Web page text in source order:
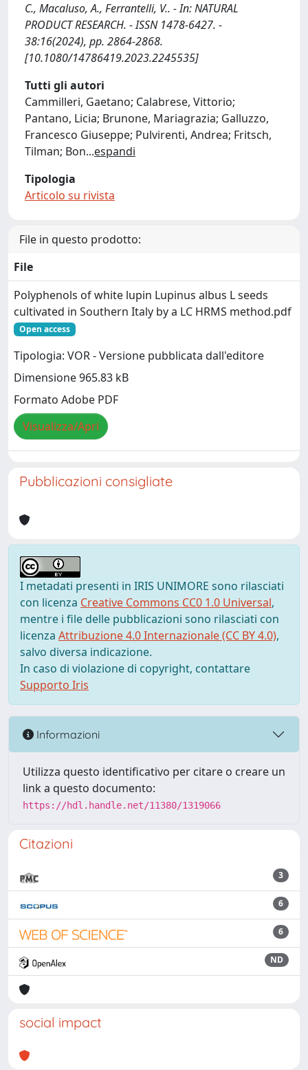
C., Macaluso, A., Ferrantelli, V.. - In: NATURAL
PRODUCT RESEARCH. - ISSN 1478-6427. -
38:16(2024), pp. 2864-2868.
[10.1080/14786419.2023.2245535]
Tutti gli autori
Cammilleri, Gaetano; Calabrese, Vittorio;
Pantano, Licia; Brunone, Mariagrazia; Galluzzo,
Francesco Giuseppe; Pulvirenti, Andrea; Fritsch,
Tilman; Bon...espandi
Tipologia
Articolo su rivista
File in questo prodotto:
File
Polyphenols of white lupin Lupinus albus L seeds
cultivated in Southern Italy by a LC HRMS method.pdf
Open access
Tipologia: VOR - Versione pubblicata dall'editore
Dimensione 965.83 kB
Formato Adobe PDF
Visualizza/Apri
Pubblicazioni consigliate
I metadati presenti in IRIS UNIMORE sono rilasciati
con licenza Creative Commons CC0 1.0 Universal,
mentre i file delle pubblicazioni sono rilasciati con
licenza Attribuzione 4.0 Internazionale (CC BY 4.0),
salvo diversa indicazione.
In caso di violazione di copyright, contattare
Supporto Iris
Informazioni
Utilizza questo identificativo per citare o creare un
link a questo documento:
https://hdl.handle.net/11380/1319066
Citazioni
3
6
6
ND
social impact